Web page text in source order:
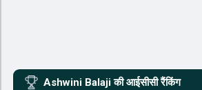
Ashwini Balaji की आईसीसी रैंकिंग